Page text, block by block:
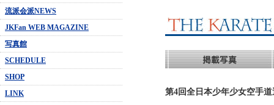
流派会派NEWS
JKFan WEB MAGAZINE
写真館
SCHEDULE
SHOP
LINK
第4回全日本少年少女空手